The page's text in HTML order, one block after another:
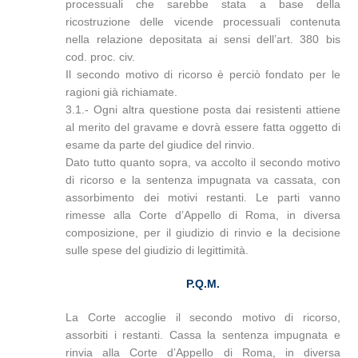
processuali che sarebbe stata a base della
ricostruzione delle vicende processuali contenuta
nella relazione depositata ai sensi dell’art. 380 bis
cod. proc. civ.
Il secondo motivo di ricorso è perciò fondato per le
ragioni già richiamate.
3.1.- Ogni altra questione posta dai resistenti attiene
al merito del gravame e dovrà essere fatta oggetto di
esame da parte del giudice del rinvio.
Dato tutto quanto sopra, va accolto il secondo motivo
di ricorso e la sentenza impugnata va cassata, con
assorbimento dei motivi restanti. Le parti vanno
rimesse alla Corte d’Appello di Roma, in diversa
composizione, per il giudizio di rinvio e la decisione
sulle spese del giudizio di legittimità.
P.Q.M.
La Corte accoglie il secondo motivo di ricorso,
assorbiti i restanti. Cassa la sentenza impugnata e
rinvia alla Corte d’Appello di Roma, in diversa